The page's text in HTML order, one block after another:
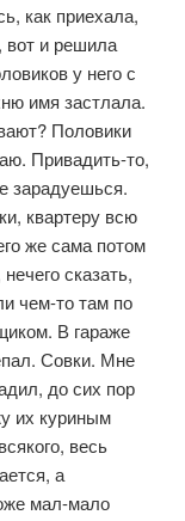
как приехала,
вот и решила
у него с
имя застла­ла.
Половики
Привадить-то,
зарадуешься.
кварте­ру всю
же сама потом
сказать,
чем-то там по
В гара­же
Совки. Мне
до сих пор
их куриным
весь
а
мал-мало